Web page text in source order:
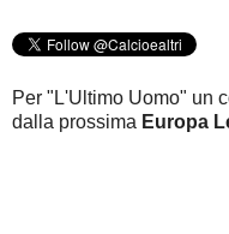
Per "L'Ultimo Uomo" un
dalla prossima Europa